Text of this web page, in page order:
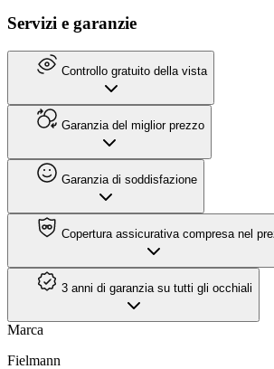
Servizi e garanzie
Controllo gratuito della vista
Garanzia del miglior prezzo
Garanzia di soddisfazione
Copertura assicurativa compresa nel
3 anni di garanzia su tutti gli occhiali
Marca
Fielmann